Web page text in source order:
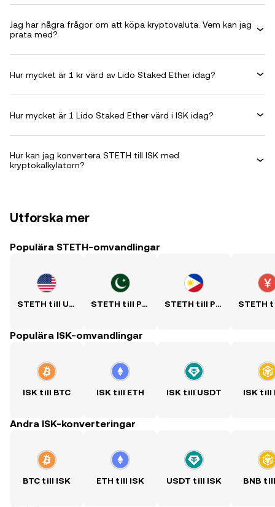
Jag har några frågor om att köpa kryptovaluta. Vem kan jag
prata med?
Hur mycket är 1 kr värd av Lido Staked Ether idag?
Hur mycket är 1 Lido Staked Ether värd i ISK idag?
Hur kan jag konvertera STETH till ISK med
kryptokalkylatorn?
Utforska mer
Populära STETH-omvandlingar
STETH till USD STETH till PKR STETH till PHP
Populära ISK-omvandlingar
ISK till BTC ISK till ETH ISK till USDT ISK till
Andra ISK-konverteringar
BTC till ISK ETH till ISK USDT till ISK BNB